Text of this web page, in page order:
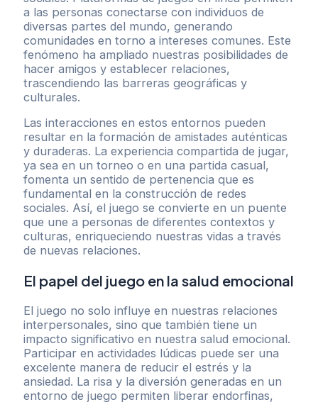
a las personas conectarse con individuos de
diversas partes del mundo, generando
comunidades en torno a intereses comunes. Este
fenómeno ha ampliado nuestras posibilidades de
hacer amigos y establecer relaciones,
trascendiendo las barreras geográficas y
culturales.
Las interacciones en estos entornos pueden
resultar en la formación de amistades auténticas
y duraderas. La experiencia compartida de jugar,
ya sea en un torneo o en una partida casual,
fomenta un sentido de pertenencia que es
fundamental en la construcción de redes
sociales. Así, el juego se convierte en un puente
que une a personas de diferentes contextos y
culturas, enriqueciendo nuestras vidas a través
de nuevas relaciones.
El papel del juego en la salud emocional
El juego no solo influye en nuestras relaciones
interpersonales, sino que también tiene un
impacto significativo en nuestra salud emocional.
Participar en actividades lúdicas puede ser una
excelente manera de reducir el estrés y la
ansiedad. La risa y la diversión generadas en un
entorno de juego permiten liberar endorfinas,